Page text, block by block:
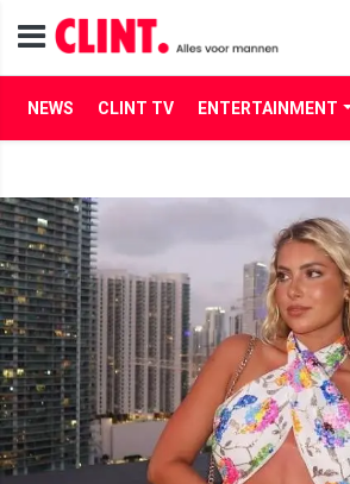
NEWS CLINT TV ENTERTAINMENT